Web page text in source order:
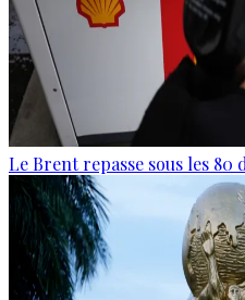
Le Brent repasse sous les